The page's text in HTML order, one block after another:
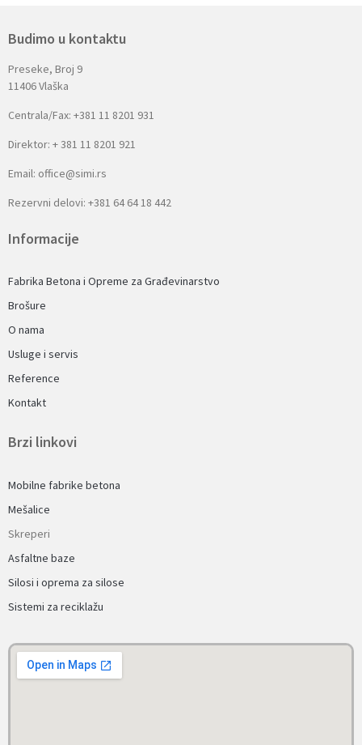
Budimo u kontaktu
Preseke, Broj 9
11406 Vlaška
Centrala/Fax: +381 11 8201 931
Direktor: + 381 11 8201 921
Email: office@simi.rs
Rezervni delovi: +381 64 64 18 442
Informacije
Fabrika Betona i Opreme za Građevinarstvo
Brošure
O nama
Usluge i servis
Reference
Kontakt
Brzi linkovi
Mobilne fabrike betona
Mešalice
Skreperi
Asfaltne baze
Silosi i oprema za silose
Sistemi za reciklažu